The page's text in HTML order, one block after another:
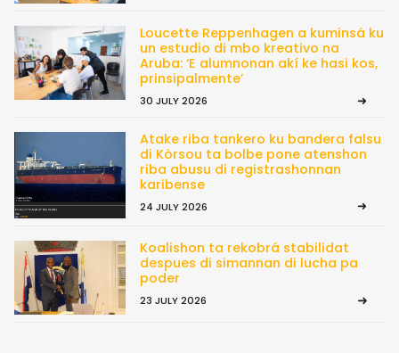
Loucette Reppenhagen a kuminsá ku
un estudio di mbo kreativo na
Aruba: ‘E alumnonan akí ke hasi kos,
prinsipalmente’
30 JULY 2026
Atake riba tankero ku bandera falsu
di Kòrsou ta bolbe pone atenshon
riba abusu di registrashonnan
karibense
24 JULY 2026
Koalishon ta rekobrá stabilidat
despues di simannan di lucha pa
poder
23 JULY 2026